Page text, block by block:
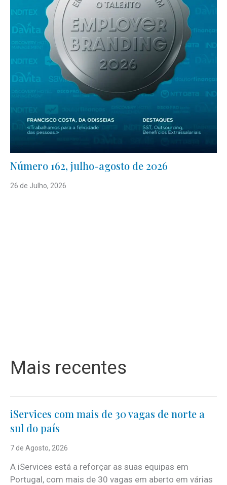
Número 162, julho-agosto de 2026
26 de Julho, 2026
Mais recentes
iServices com mais de 30 vagas de norte a
sul do país
7 de Agosto, 2026
A iServices está a reforçar as suas equipas em
Portugal, com mais de 30 vagas em aberto em várias